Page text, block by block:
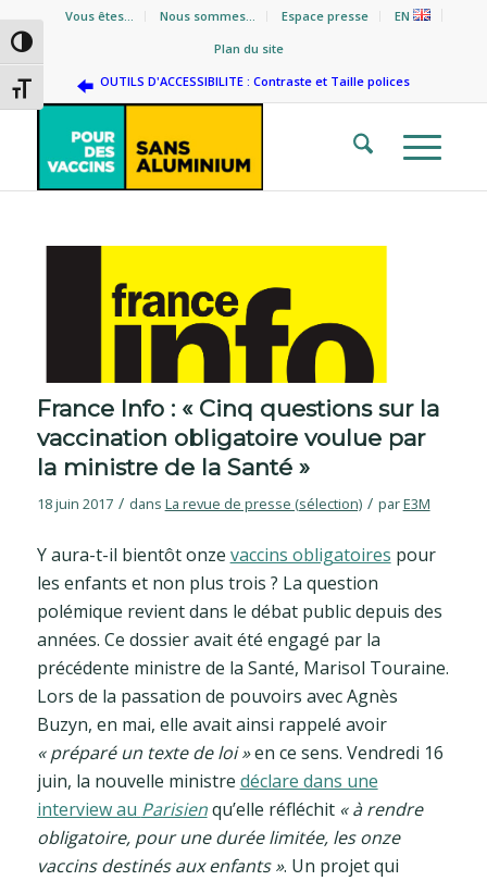
Passer en contraste élevé
Changer la taille de la police
Vous êtes… Nous sommes… Espace presse
EN
Plan du site
OUTILS D'ACCESSIBILITE : Contraste et Taille polices
France Info : « Cinq questions sur la
vaccination obligatoire voulue par
la ministre de la Santé »
18 juin 2017 / dans La revue de presse (sélection) / parE3M
Y aura-t-il bientôt onze vaccins obligatoires pour
les enfants et non plus trois ? La question
polémique revient dans le débat public depuis des
années. Ce dossier avait été engagé par la
précédente ministre de la Santé, Marisol Touraine.
Lors de la passation de pouvoirs avec Agnès
Buzyn, en mai, elle avait ainsi rappelé avoir
« préparé un texte de loi »en ce sens. Vendredi 16
juin, la nouvelle ministre déclare dans une
interview au Parisienqu’elle réfléchit « à rendre
obligatoire, pour une durée limitée, les onze
vaccins destinés aux enfants ». Un projet qui